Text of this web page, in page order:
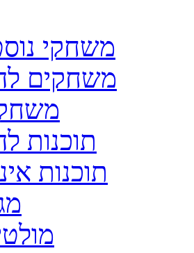
משחקי
משחקים
תוכנות
תוכנות